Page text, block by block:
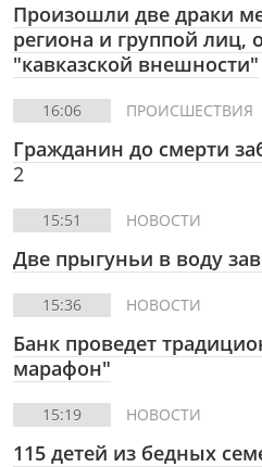
Произошли две драки
региона и группой лиц,
"кавказской внешности"
16:06 ПРОИСШЕСТВИЯ
Гражданин до смерти
2
15:51 НОВОСТИ
Две прыгуньи в воду
15:36 НОВОСТИ
Банк проведет
марафон"
15:19 НОВОСТИ
115 детей из бедных